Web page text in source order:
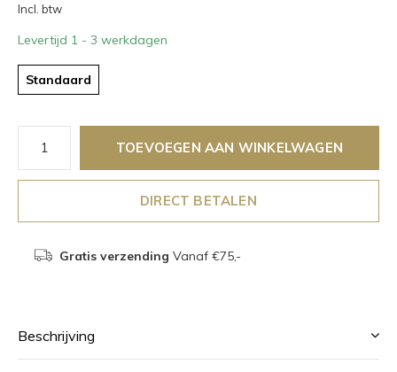
Incl. btw
Levertijd 1 - 3 werkdagen
Standaard
TOEVOEGEN AAN WINKELWAGEN
DIRECT BETALEN
Gratis verzending Vanaf €75,-
Beschrijving